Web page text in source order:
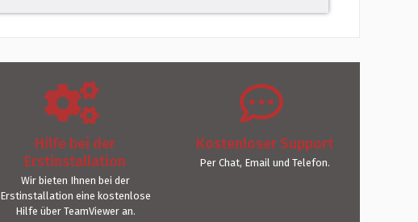
Hilfe bei der
Erstinstallation
Wir bieten Ihnen bei der
Erstinstallation eine kostenlose
Hilfe über TeamViewer an.
Kostenloser Support
Per Chat, Email und Telefon.